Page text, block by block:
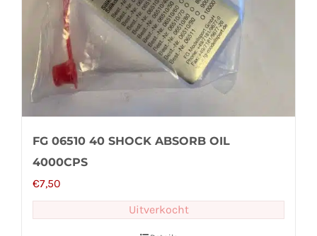
FG 06510 40 SHOCK ABSORB OIL
4000CPS
€7,50
Uitverkocht